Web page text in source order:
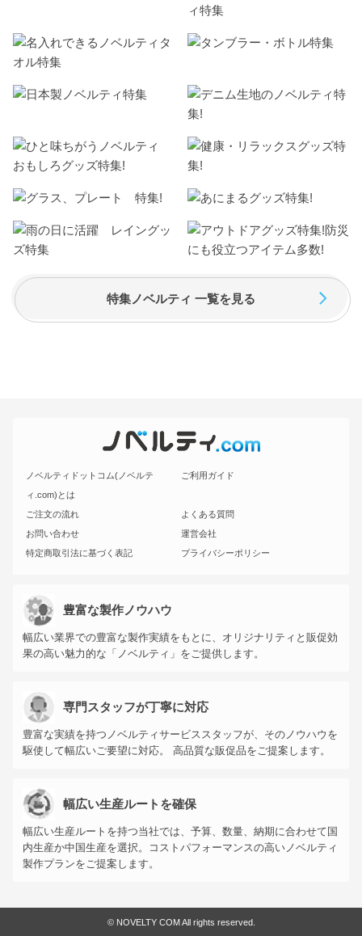
特集ノベルティ 一覧を見る
ノベルティドットコム(ノベルテ
ィ.com)とは
ご利用ガイド
ご注文の流れ
よくある質問
お問い合わせ
運営会社
特定商取引法に基づく表記
プライバシーポリシー
豊富な製作ノウハウ
幅広い業界での豊富な製作実績をもとに、オリジナリティと販促効
果の高い魅力的な「ノベルティ」をご提供します。
専門スタッフが丁寧に対応
豊富な実績を持つノベルティサービススタッフが、そのノウハウを
駆使して幅広いご要望に対応。 高品質な販促品をご提案します。
幅広い生産ルートを確保
幅広い生産ルートを持つ当社では、予算、数量、納期に合わせて国
内生産か中国生産を選択。コストパフォーマンスの高いノベルティ
製作プランをご提案します。
© NOVELTY COM All rights reserved.